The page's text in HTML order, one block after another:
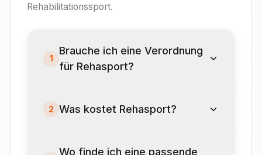
Rehabilitationssport.
1
Brauche ich eine Verordnung
für Rehasport?
2 Was kostet Rehasport?
Wo finde ich eine passende